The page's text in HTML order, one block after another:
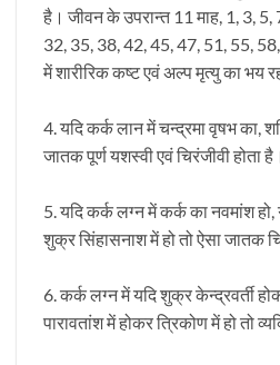
है। जीवन के उपरान्त 11 माह, 1, 3,
32, 35, 38, 42, 45, 47, 51, 55,
में शारीरिक कष्ट एवं अल्प मृत्यु का भय
4. यदि कर्क लान में चन्द्रमा वृषभ का,
जातक पूर्ण यशस्वी एवं चिरंजीवी होता है।
5. यदि कर्क लग्न में कर्क का नवमांश
शुक्र सिंहासनाश में हो तो ऐसा जातक
6. कर्क लग्न में यदि शुक्र केन्द्रवर्ती
पारावतांश में होकर त्रिकोण में हो तो